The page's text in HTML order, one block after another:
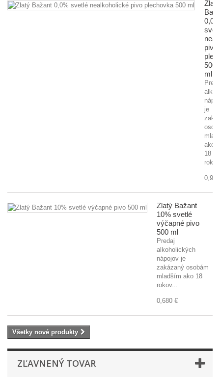
Zlatý
0,0%
pivo
500
ml
je
ako
18
Zlatý Bažant
10% svetlé
výčapné pivo
500 ml
Predaj
alkoholických
nápojov je
zakázaný osobám
mladším ako 18
rokov...
0,680 €
Všetky nové produkty
ZĽAVNENÝ TOVAR